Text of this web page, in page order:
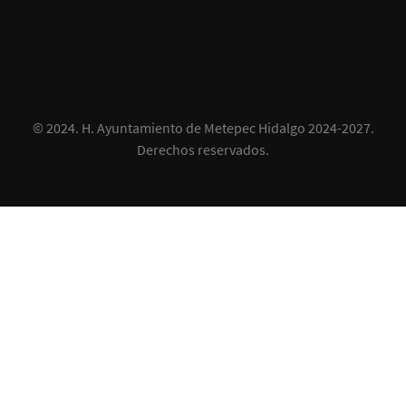
© 2024. H. Ayuntamiento de Metepec Hidalgo 2024-2027.
Derechos reservados.